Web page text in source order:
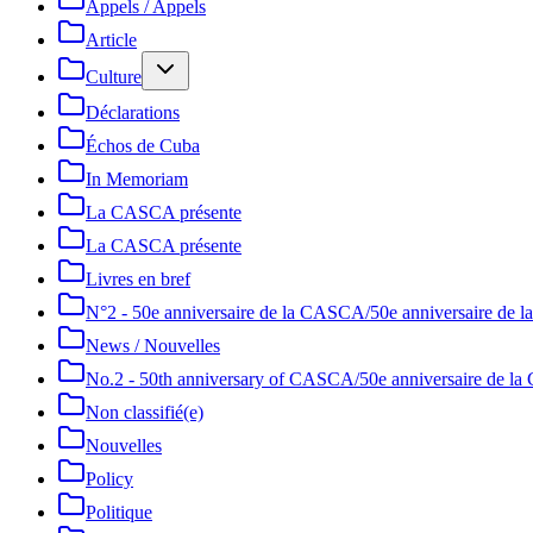
Appels / Appels
Article
Culture
Déclarations
Échos de Cuba
In Memoriam
La CASCA présente
La CASCA présente
Livres en bref
N°2 - 50e anniversaire de la CASCA/50e anniversaire de
News / Nouvelles
No.2 - 50th anniversary of CASCA/50e anniversaire de la
Non classifié(e)
Nouvelles
Policy
Politique